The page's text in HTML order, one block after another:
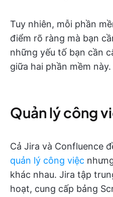
Tuy nhiên, mỗi phần
điểm rõ ràng mà bạn
những yếu tố bạn cần
giữa hai phần mềm này.
Quản lý công
Cả Jira và Confluence
quản lý công việc
khác nhau. Jira tập
hoạt, cung cấp bảng